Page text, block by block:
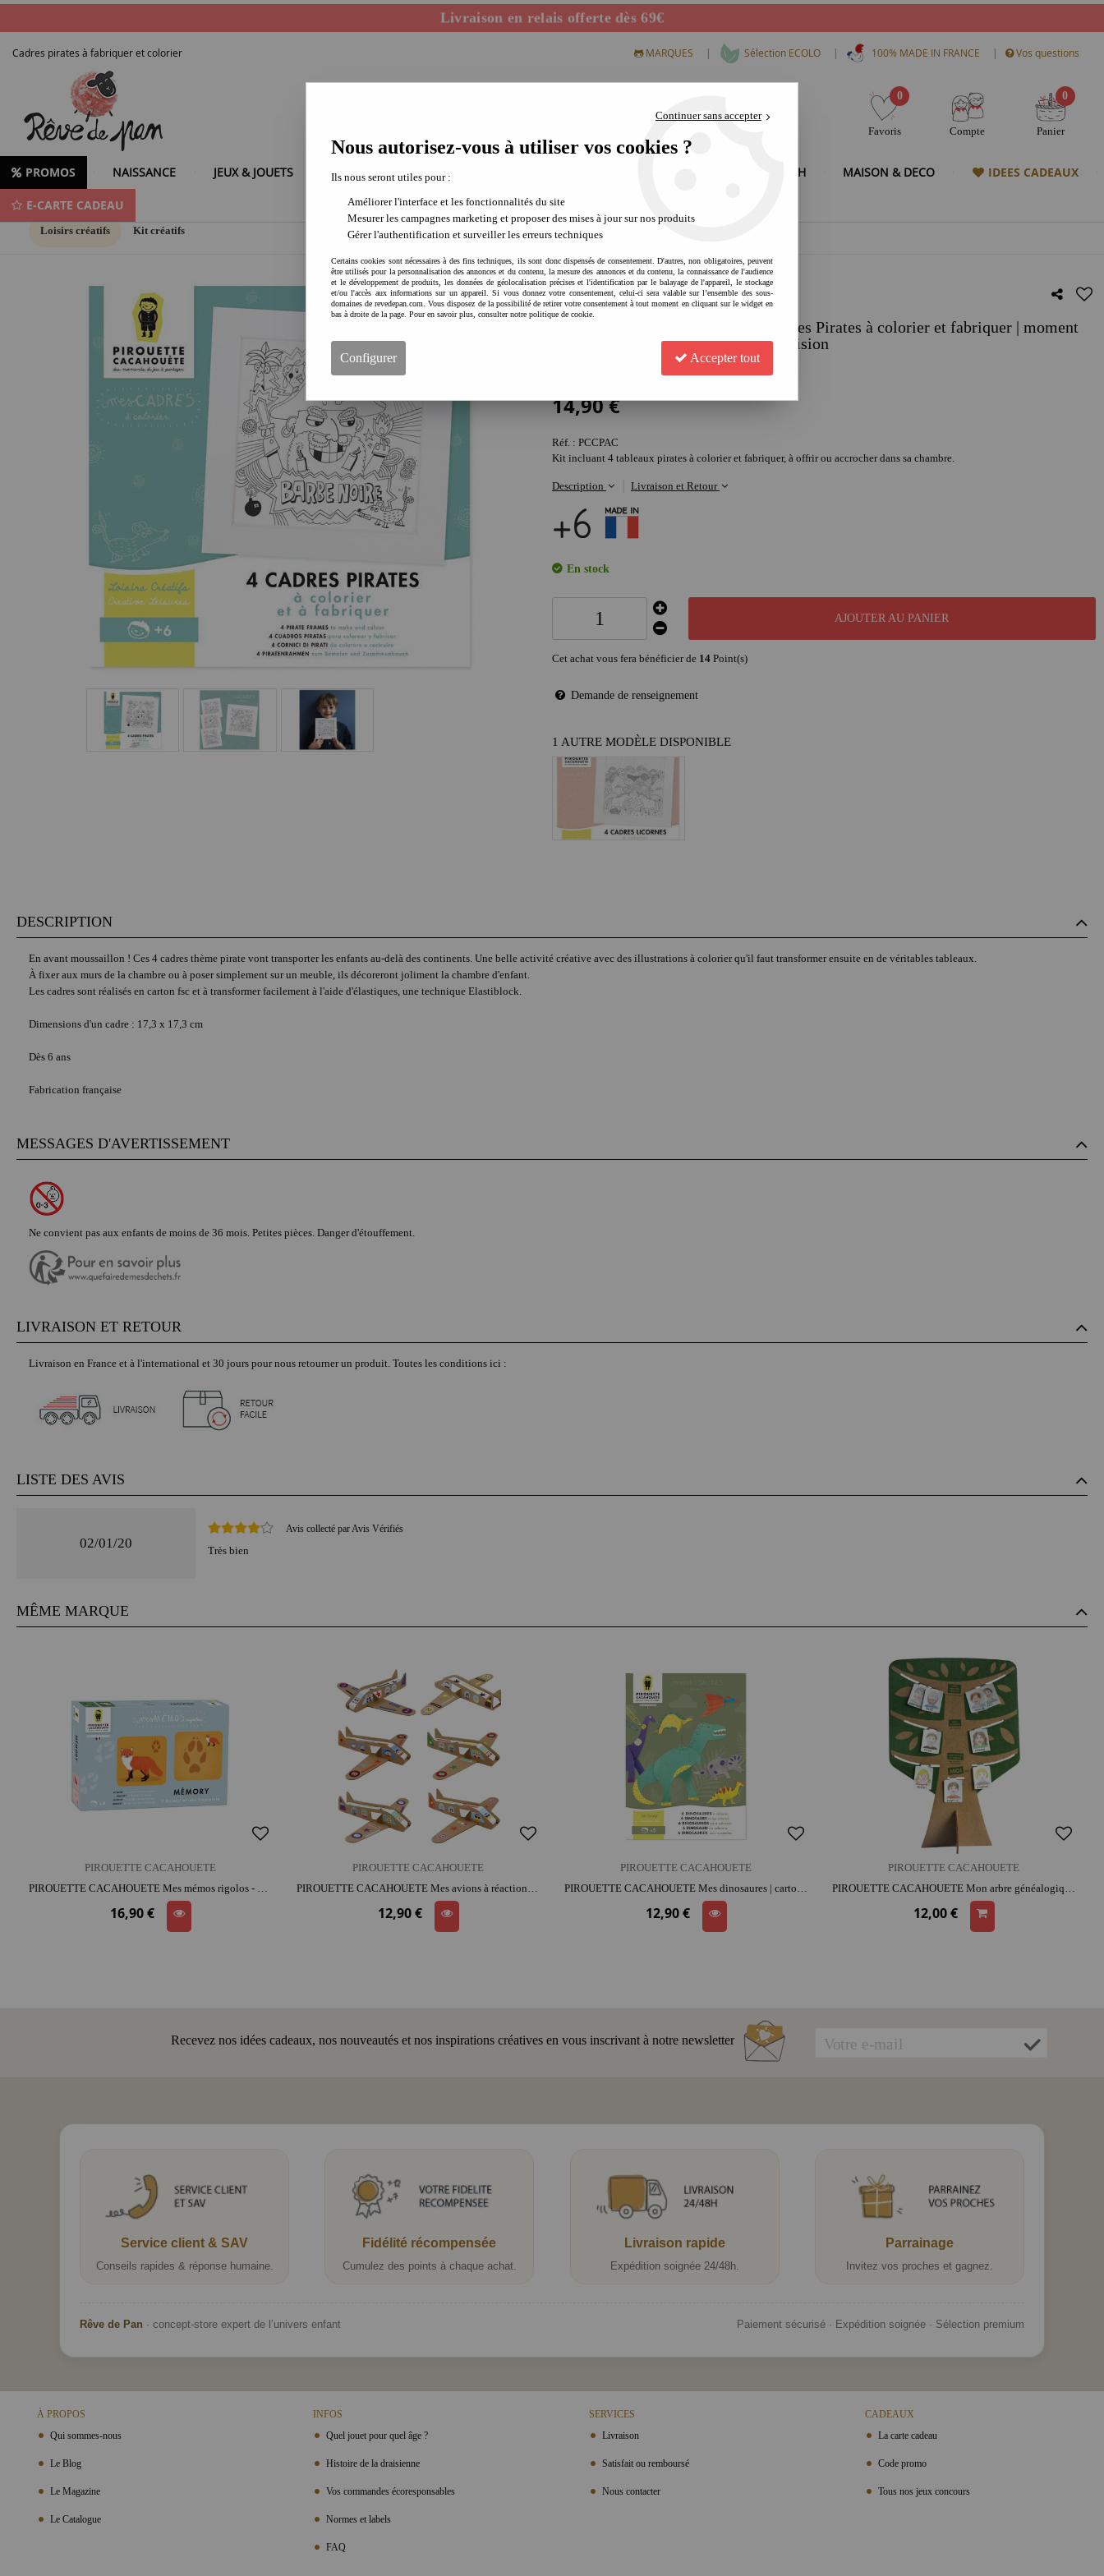
Livraison en relais offerte dès 69€
Cadres pirates à fabriquer et colorier MARQUES | Sélection ECOLO | 100% MADE IN FRANCE | Vos questions
0
Favoris Compte
0
Panier
PROMOS NAISSANCE JEUX & JOUETS LOISIRS CREATIFS MODE & HIGH TECH MAISON & DECO IDEES CADEAUX
E-CARTE CADEAU
Loisirs créatifs Kit créatifs
PIROUETTE CACAHOUETE 4 cadres Pirates à colorier et fabriquer | moment
créatif apaisant | imagination et précision
14,90€
Réf. : PCCPAC
Kit incluant 4 tableaux pirates à colorier et fabriquer, à offrir ou accrocher dans sa chambre.
Description Livraison et Retour
En stock
AJOUTER AU PANIER
Cet achat vous fera bénéficier de 14 Point(s)
Demande de renseignement
1 AUTRE MODÈLE DISPONIBLE
DESCRIPTION
En avant moussaillon ! Ces 4 cadres thème pirate vont transporter les enfants au-delà des continents. Une belle activité créative avec des illustrations à colorier qu'il faut transformer ensuite en de véritables tableaux.
À fixer aux murs de la chambre ou à poser simplement sur un meuble, ils décoreront joliment la chambre d'enfant.
Les cadres sont réalisés en carton fsc et à transformer facilement à l'aide d'élastiques, une technique Elastiblock.
Dimensions d'un cadre : 17,3 x 17,3 cm
Dès 6 ans
Fabrication française
MESSAGES D'AVERTISSEMENT
Ne convient pas aux enfants de moins de 36 mois. Petites pièces. Danger d'étouffement.
LIVRAISON ET RETOUR
Livraison en France et à l'international et 30 jours pour nous retourner un produit. Toutes les conditions ici :
LISTE DES AVIS
02/01/20
Avis collecté par Avis Vérifiés
Très bien
MÊME MARQUE
PIROUETTE CACAHOUETE
16,90 €
PIROUETTE CACAHOUETE
12,90 €
PIROUETTE CACAHOUETE
12,90 €
PIROUETTE CACAHOUETE
12,00 €
Recevez nos idées cadeaux, nos nouveautés et nos inspirations créatives en vous inscrivant à notre newsletter
Service client & SAV
Conseils rapides & réponse humaine.
Fidélité récompensée
Cumulez des points à chaque achat.
Livraison rapide
Expédition soignée 24/48h.
Parrainage
Invitez vos proches et gagnez.
Rêve de Pan · concept-store expert de l’univers enfant Paiement sécurisé · Expédition soignée · Sélection premium
À PROPOS
Qui sommes-nous
Le Blog
Le Magazine
Le Catalogue
INFOS
Quel jouet pour quel âge ?
Histoire de la draisienne
Vos commandes écoresponsables
Normes et labels
FAQ
SERVICES
Livraison
Satisfait ou remboursé
Nous contacter
CADEAUX
La carte cadeau
Code promo
Tous nos jeux concours
Continuer sans accepter
Nous autorisez-vous à utiliser vos cookies ?
Ils nous seront utiles pour :
Améliorer l'interface et les fonctionnalités du site
Mesurer les campagnes marketing et proposer des mises à jour sur nos produits
Gérer l'authentification et surveiller les erreurs techniques
Certains cookies sont nécessaires à des fins techniques, ils sont donc dispensés de consentement. D'autres, non obligatoires, peuvent
être utilisés pour la personnalisation des annonces et du contenu, la mesure des annonces et du contenu, la connaissance de l'audience
et le développement de produits, les données de géolocalisation précises et l'identification par le balayage de l'appareil, le stockage
et/ou l'accès aux informations sur un appareil. Si vous donnez votre consentement, celui-ci sera valable sur l’ensemble des sous-
domaines de revedepan.com. Vous disposez de la possibilité de retirer votre consentement à tout moment en cliquant sur le widget en
bas à droite de la page. Pour en savoir plus, consulter notre politique de cookie.
Configurer Accepter tout